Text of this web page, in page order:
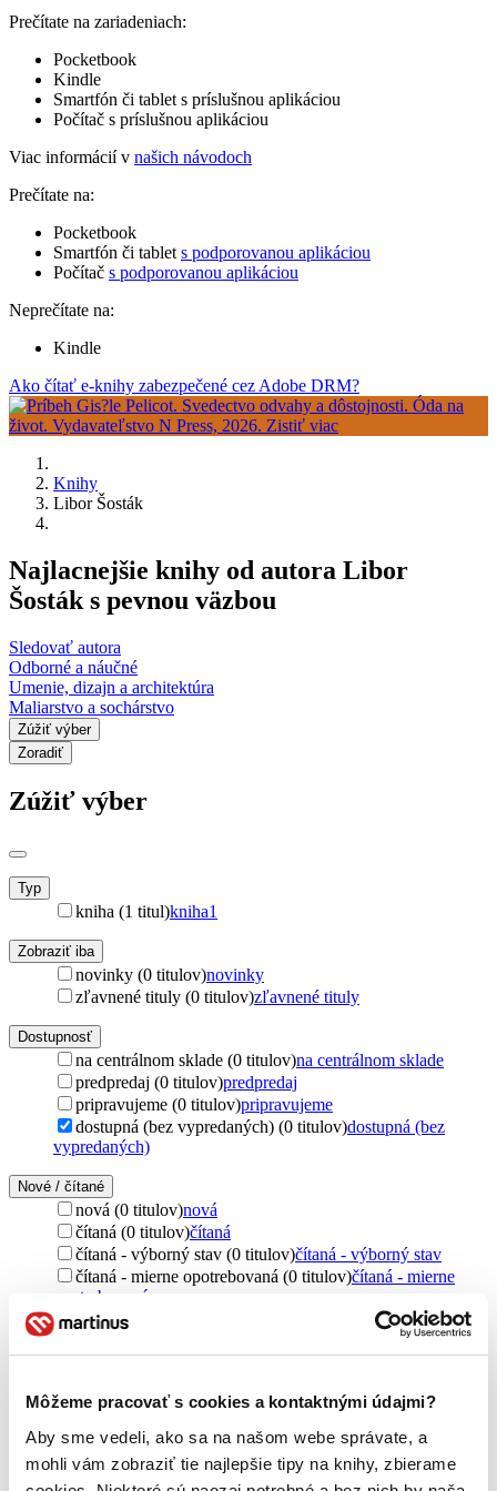
Môžeme pracovať s cookies a kontaktnými údajmi?
Aby sme vedeli, ako sa na našom webe správate, a
mohli vám zobraziť tie najlepšie tipy na knihy, zbierame
Prečítate na zariadeniach:
Pocketbook
Kindle
Smartfón či tablet s príslušnou aplikáciou
Počítač s príslušnou aplikáciou
Viac informácií v našich návodoch
Prečítate na:
Pocketbook
Smartfón či tablet s podporovanou aplikáciou
Počítač s podporovanou aplikáciou
Neprečítate na:
Kindle
Ako čítať e-knihy zabezpečené cez Adobe DRM?
Knihy
Libor Šosták
Najlacnejšie knihy od autora Libor
Šosták s pevnou väzbou
Sledovať autora
Odborné a náučné
Umenie, dizajn a architektúra
Maliarstvo a sochárstvo
Zúžiť výber
Zoradiť
Zúžiť výber
Typ
kniha (1 titul)kniha1
Zobraziť iba
novinky (0 titulov)novinky
zľavnené tituly (0 titulov)zľavnené tituly
Dostupnosť
na centrálnom sklade (0 titulov)na centrálnom sklade
predpredaj (0 titulov)predpredaj
pripravujeme (0 titulov)pripravujeme
dostupná (bez vypredaných) (0 titulov)dostupná (bez
vypredaných)
Nové / čítané
nová (0 titulov)nová
čítaná (0 titulov)čítaná
čítaná - výborný stav (0 titulov)čítaná - výborný stav
čítaná - mierne opotrebovaná (0 titulov)čítaná - mierne
opotrebovaná
čítané verzie vypredaných kníh (0 titulov)
čítané verzie
čeština (1 titul)čeština1
Téma
vytváranie (1 titul) vytváranie 1